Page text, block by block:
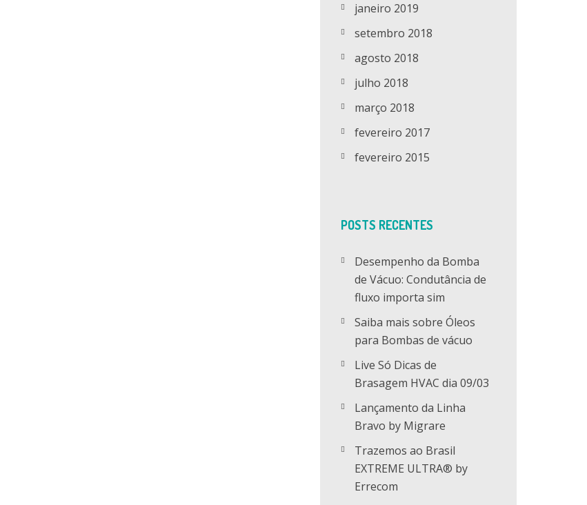
janeiro 2019
setembro 2018
agosto 2018
julho 2018
março 2018
fevereiro 2017
fevereiro 2015
POSTS RECENTES
Desempenho da Bomba
de Vácuo: Condutância de
fluxo importa sim
Saiba mais sobre Óleos
para Bombas de vácuo
Live Só Dicas de
Brasagem HVAC dia 09/03
Lançamento da Linha
Bravo by Migrare
Trazemos ao Brasil
EXTREME ULTRA® by
Errecom